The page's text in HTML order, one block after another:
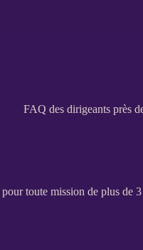
FAQ des dirigeants près
toute mission de plus de